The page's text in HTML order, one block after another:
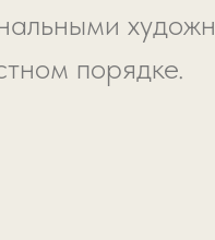
порядке.